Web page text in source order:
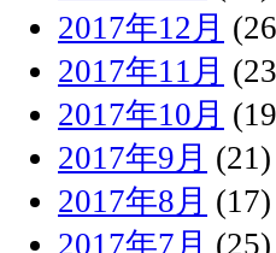
2017年12月
2017年11月
2017年10月
2017年9月 (21)
2017年8月 (17)
2017年7月 (25)